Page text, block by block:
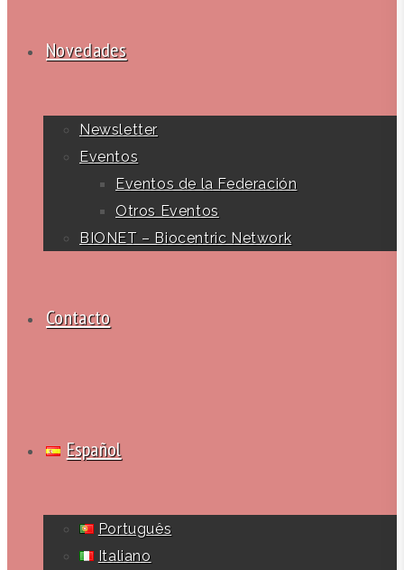
Novedades
Newsletter
Eventos
Eventos de la Federación
Otros Eventos
BIONET – Biocentric Network
Contacto
Español
Português
Italiano